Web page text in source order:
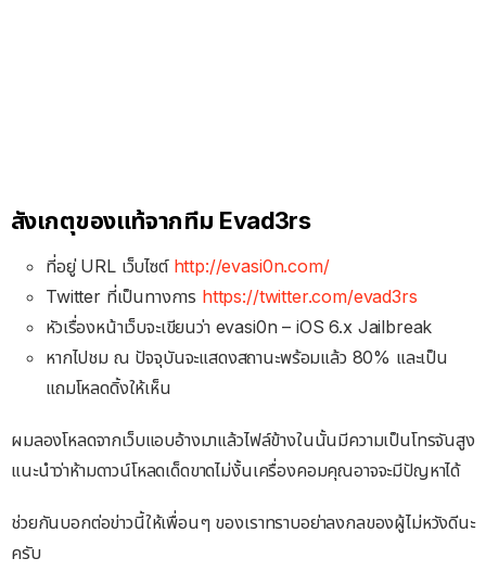
สังเกตุของแท้จากทีม Evad3rs
ที่อยู่ URL เว็บไซต์ http://evasi0n.com/
Twitter ที่เป็นทางการ https://twitter.com/evad3rs
หัวเรื่องหน้าเว็บจะเขียนว่า evasi0n – iOS 6.x Jailbreak
หากไปชม ณ ปัจจุบันจะแสดงสถานะพร้อมแล้ว 80% และเป็น
แถมโหลดดิ้งให้เห็น
ผมลองโหลดจากเว็บแอบอ้างมาแล้วไฟล์ข้างในนั้นมีความเป็นโทรจันสูง
แนะนำว่าห้ามดาวน์โหลดเด็ดขาดไม่งั้นเครื่องคอมคุณอาจจะมีปัญหาได้
ช่วยกันบอกต่อข่าวนี้ให้เพื่อนๆ ของเราทราบอย่าลงกลของผู้ไม่หวังดีนะ
ครับ